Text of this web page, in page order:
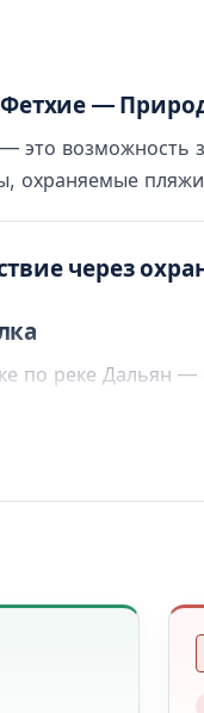
Фетхие —
это возможность
охраняемые
через
по реке Дальян —
встречается с